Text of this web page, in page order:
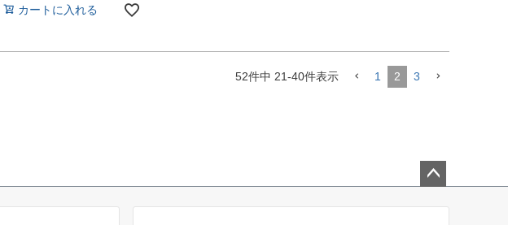
カートに入れる
52件中 21-40件表示 1 2 3